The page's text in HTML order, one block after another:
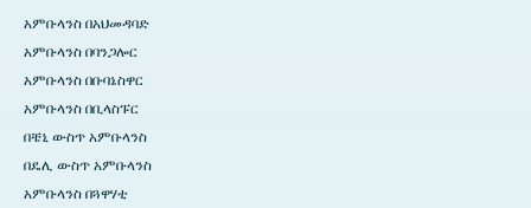
አምቡላንስ በአህመዳባድ
አምቡላንስ በባንጋሎር
አምቡላንስ በቡባኔስዋር
አምቡላንስ በቢላስፑር
በቼኒ ውስጥ አምቡላንስ
በዴሊ ውስጥ አምቡላንስ
አምቡላንስ በጓዋሃቲ